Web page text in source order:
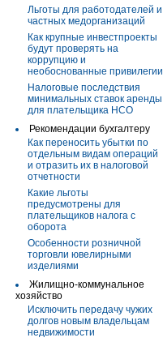
Льготы для работодателей и
частных медорганизаций
Как крупные инвестпроекты
будут проверять на
коррупцию и
необоснованные привилегии
Налоговые последствия
минимальных ставок аренды
для плательщика НСО
Рекомендации бухгалтеру
Как переносить убытки по
отдельным видам операций
и отразить их в налоговой
отчетности
Какие льготы
предусмотрены для
плательщиков налога с
оборота
Особенности розничной
торговли ювелирными
изделиями
Жилищно-коммунальное
хозяйство
Исключить передачу чужих
долгов новым владельцам
недвижимости